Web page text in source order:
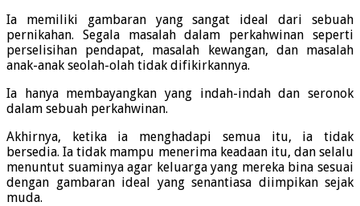
Ia memiliki gambaran yang sangat ideal dari sebuah
pernikahan. Segala masalah dalam perkahwinan seperti
perselisihan pendapat, masalah kewangan, dan masalah
anak-anak seolah-olah tidak difikirkannya.
Ia hanya membayangkan yang indah-indah dan seronok
dalam sebuah perkahwinan.
Akhirnya, ketika ia menghadapi semua itu, ia tidak
bersedia. Ia tidak mampu menerima keadaan itu, dan selalu
menuntut suaminya agar keluarga yang mereka bina sesuai
dengan gambaran ideal yang senantiasa diimpikan sejak
muda.